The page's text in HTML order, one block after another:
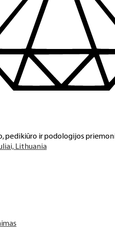
pedikiūro ir podologijos
Lithuania